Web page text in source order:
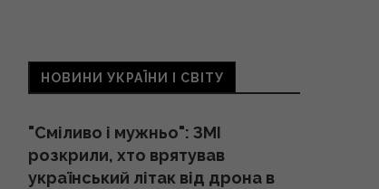
НОВИНИ УКРАЇНИ І СВІТУ
"Сміливо і мужньо": ЗМІ
розкрили, хто врятував
український літак від дрона в